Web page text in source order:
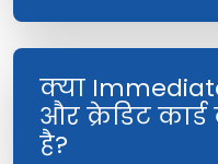
क्या
और क्रेडिट
है?